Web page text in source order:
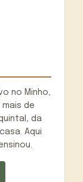
no Minho,
de
da
Aqui